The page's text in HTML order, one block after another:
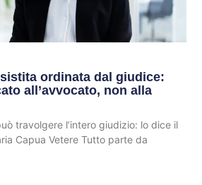
ordinata dal giudice:
all’avvocato, non alla
travolgere l’intero giudizio: lo dice il
Capua Vetere Tutto parte da